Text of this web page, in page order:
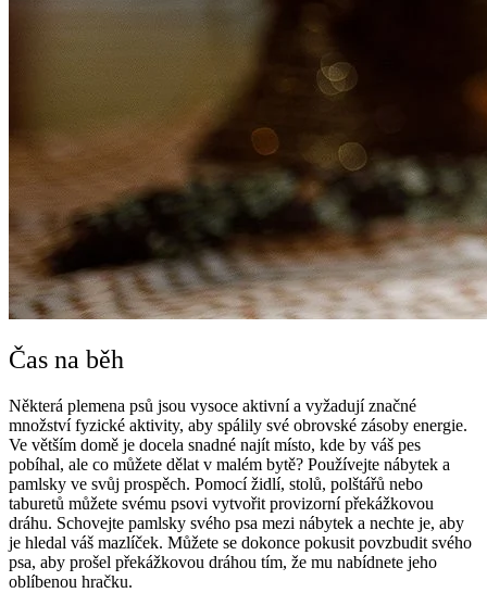
Čas na běh
Některá plemena psů jsou vysoce aktivní a vyžadují značné
množství fyzické aktivity, aby spálily své obrovské zásoby energie.
Ve větším domě je docela snadné najít místo, kde by váš pes
pobíhal, ale co můžete dělat v malém bytě? Používejte nábytek a
pamlsky ve svůj prospěch. Pomocí židlí, stolů, polštářů nebo
taburetů můžete svému psovi vytvořit provizorní překážkovou
dráhu. Schovejte pamlsky svého psa mezi nábytek a nechte je, aby
je hledal váš mazlíček. Můžete se dokonce pokusit povzbudit svého
psa, aby prošel překážkovou dráhou tím, že mu nabídnete jeho
oblíbenou hračku.